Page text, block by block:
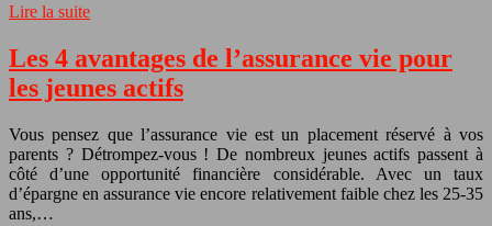
Lire la suite
Les 4 avantages de l’assurance vie pour
les jeunes actifs
Vous pensez que l’assurance vie est un placement réservé à vos
parents ? Détrompez-vous ! De nombreux jeunes actifs passent à
côté d’une opportunité financière considérable. Avec un taux
d’épargne en assurance vie encore relativement faible chez les 25-35
ans,…